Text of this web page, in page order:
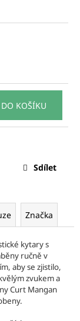
DO KOŠÍKU
Sdílet
Značka
kytary s
ručně v
aby se zjistilo,
zvukem a
Curt Mangan